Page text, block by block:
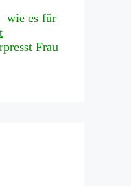
wie es für
Frau